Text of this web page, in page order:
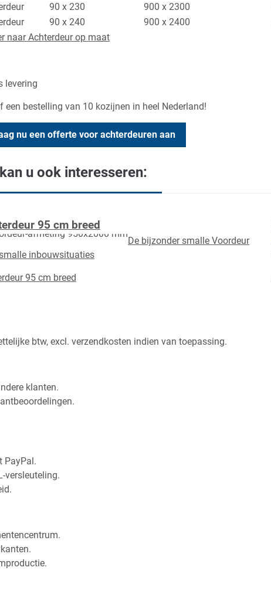
90 x 230
900 x 2300
90 x 240 900 x 2400
naar Achterdeur op maat
levering
een bestelling van 10 kozijnen in heel Nederland!
nu een offerte voor achterdeuren aan
u ook interesseren:
95 cm breed
De bijzonder smalle Voordeur
inbouwsituaties
95 cm breed
btw, excl. verzendkosten indien van toepassing.
klanten.
PayPal.
versleuteling.